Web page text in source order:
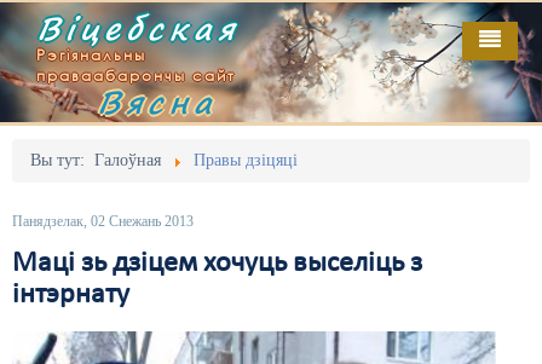
Віцебская
Рэгіянальны
праваабарончы сайт
Вясна
Вы тут: Галоўная Правы дзіцяці
Панядзелак, 02 Снежань 2013
Маці зь дзіцем хочуць выселіць з
інтэрнату
Галоўная
Адміністрацыйны перасьлед
Безбар'ернае асяродзьдзе
Выбары
Грамадзянскія ініцыятывы
Выданьні
Кантакт
Пра нас
RSS